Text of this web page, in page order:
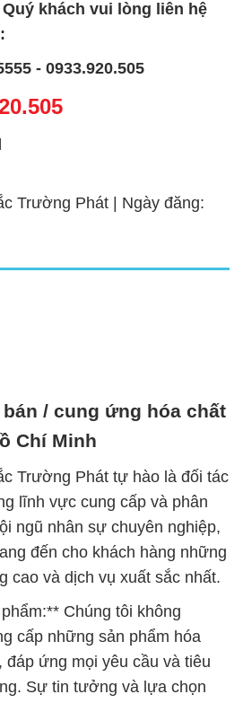
khách vui lòng liên hệ
- 0933.920.505
Trường Phát | Ngày đăng:
/ cung ứng hóa chất
Chí Minh
Trường Phát tự hào là đối tác
lĩnh vực cung cấp và phân
ngũ nhân sự chuyên nghiệp,
đến cho khách hàng những
cao và dịch vụ xuất sắc nhất.
Chúng tôi không
cấp những sản phẩm hóa
ứng mọi yêu cầu và tiêu
Sự tin tưởng và lựa chọn